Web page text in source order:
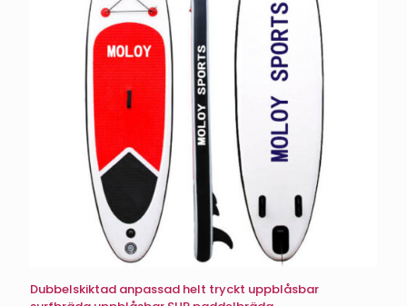
Dubbelskiktad anpassad helt tryckt uppblåsbar